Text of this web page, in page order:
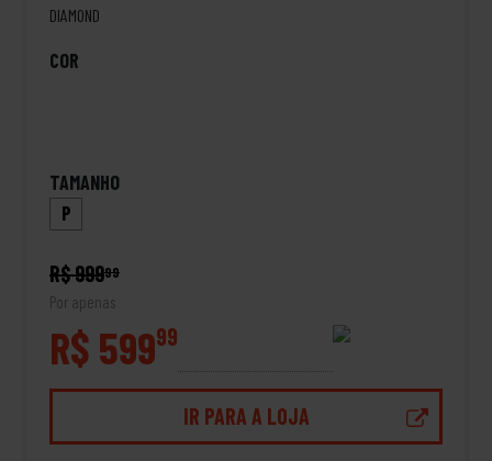
DIAMOND
COR
TAMANHO
P
R$ 99999
Por apenas
R$ 59999
IR PARA A LOJA